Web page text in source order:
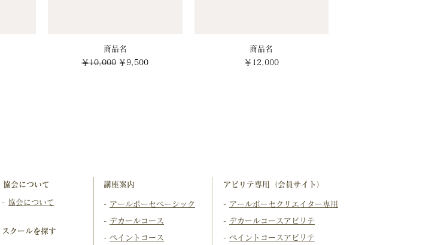
クイックビュー
商品名
通常価格
￥10,000 セール価格
￥9,500
クイックビュー
商品名
価格
￥12,000
協会について
- 協会について
スクールを探す
​講座案内
- アールポーセベーシック
- デカールコース
- ペイントコース
アビリテ専用（会員サイト）
- アールポーセクリエイター専用
- デカールコースアビリテ
- ペイントコースアビリテ